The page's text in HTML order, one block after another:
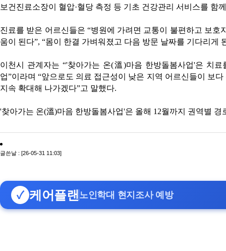
보건진료소장이 혈압·혈당 측정 등 기초 건강관리 서비스를 함
진료를 받은 어르신들은 “병원에 가려면 교통이 불편하고 보
움이 된다”, “몸이 한결 가벼워졌고 다음 방문 날짜를 기다리게
이천시 관계자는 “'찾아가는 온(溫)마음 한방돌봄사업'은 치
업”이라며 “앞으로도 의료 접근성이 낮은 지역 어르신들이 보
지속 확대해 나가겠다”고 말했다.
'찾아가는 온(溫)마음 한방돌봄사업'은 올해 12월까지 권역별
글쓴날 : [26-05-31 11:03]
✓ 케어플랜 노인학대 현지조사 예방